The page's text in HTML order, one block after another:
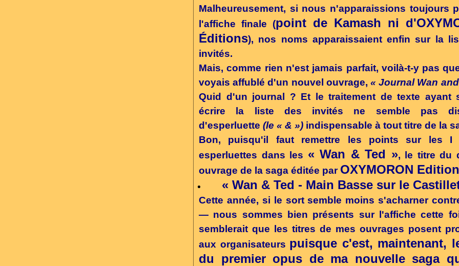
Malheureusement, si nous n'apparaissions toujours
l'affiche finale (point de Kamash ni
Éditions), nos noms apparaissaient enfin sur la
invités.
Mais, comme rien n'est jamais parfait, voilà-t-y pas
voyais affublé d'un nouvel ouvrage, « Journal Wan
Quid d'un journal ? Et le traitement de texte ayant
écrire la liste des invités ne semble pas
d'esperluette (le « & ») indispensable à tout titre de la
Bon, puisqu'il faut remettre les points sur les I
esperluettes dans les « Wan & Ted », le titre du
ouvrage de la saga éditée par OXYMORON
« Wan & Ted - Main Basse sur le
Cette année, si le sort semble moins s'acharner
— nous sommes bien présents sur l'affiche cette
semblerait que les titres de mes ouvrages posent
aux organisateurs puisque c'est, maintenant,
du premier opus de ma nouvelle saga